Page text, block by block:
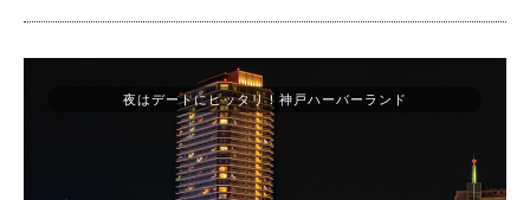
夜はデートにピッタリ！神戸ハーバーランド